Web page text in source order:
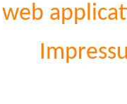
web